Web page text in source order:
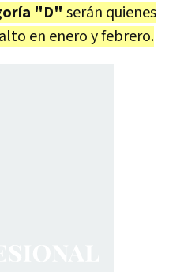
"D" serán quienes
en enero y febrero.